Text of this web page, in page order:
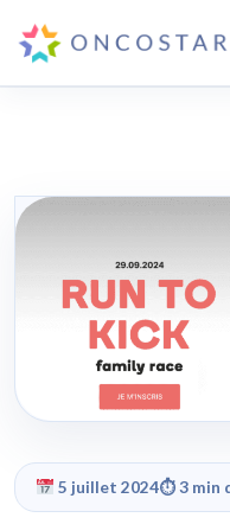
5 juillet 2024⏱ 3 min